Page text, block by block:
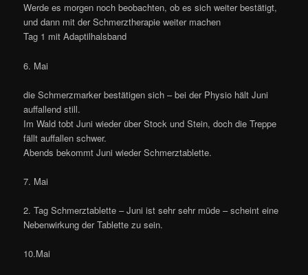
Werde es morgen noch beobachten, ob es sich weiter bestätigt,
und dann mit der Schmerztherapie weiter machen
Tag 1 mit Adaptilhalsband
6. Mai
die Schmerzmarker bestätigen sich – bei der Physio hält Juni
auffallend still.
Im Wald tobt Juni wieder über Stock und Stein, doch die Treppe
fällt auffallen schwer.
Abends bekommt Juni wieder Schmerztablette.
7. Mai
2. Tag Schmerztablette – Juni ist sehr sehr müde – scheint eine
Nebenwirkung der Tablette zu sein.
10.Mai